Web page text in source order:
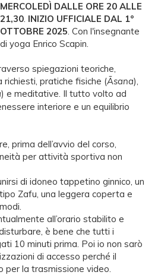
MERCOLEDÌ DALLE ORE 20 ALLE
21,30. INIZIO UFFICIALE DAL 1°
OTTOBRE 2025. Con l'insegnante
di yoga Enrico Scapin.
spiegazioni teoriche,
pratiche fisiche (Āsana),
) e meditative. Il tutto volto ad
interiore e un equilibrio
prima dell’avvio del corso,
per attività sportiva non
di idoneo tappetino ginnico, un
Zafu, una leggera coperta e
all’orario stabilito e
è bene che tutti i
10 minuti prima. Poi io non sarò
di accesso perché il
la trasmissione video.